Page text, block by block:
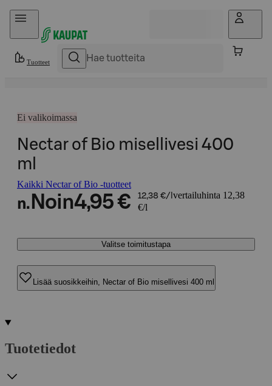
Hyppää sisältöön
Tuotteet
Ei valikoimassa
Nectar of Bio misellivesi 400
ml
Kaikki Nectar of Bio -tuotteet
n. Noin4,95 € 12,38 €/l vertailuhinta 12,38
€/l
Valitse toimitustapa
Lisää suosikkeihin, Nectar of Bio misellivesi 400 ml
Tuotetiedot